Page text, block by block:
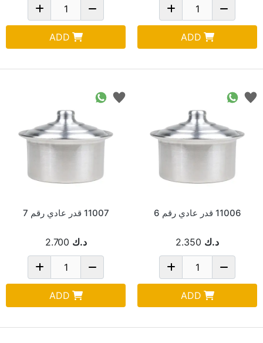
ADD
ADD
11006 قدر عادي رقم 6
د.ك 2.350
ADD
11007 قدر عادي رقم 7
د.ك 2.700
ADD